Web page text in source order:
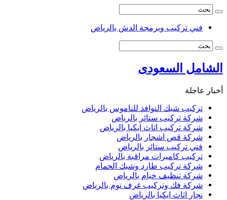
فني تركيب وبرمجة الدش بالرياض
الشامل السعودى
أخبار عاجلة
تركيب شبك النوافذ للناموس بالرياض
شركة تركيب ستائر بالرياض
شركة تركيب اثاث ايكيا بالرياض
شركة قص اشجار بالرياض
فني تركيب ستائر بالرياض
تركيب كاميرات مراقبة بالرياض
شركة تركيب طارد وشبك الحمام
شركة تنظيف خيام بالرياض
شركة فك وتركيب غرف نوم بالرياض
نجار اثاث ايكيا بالرياض